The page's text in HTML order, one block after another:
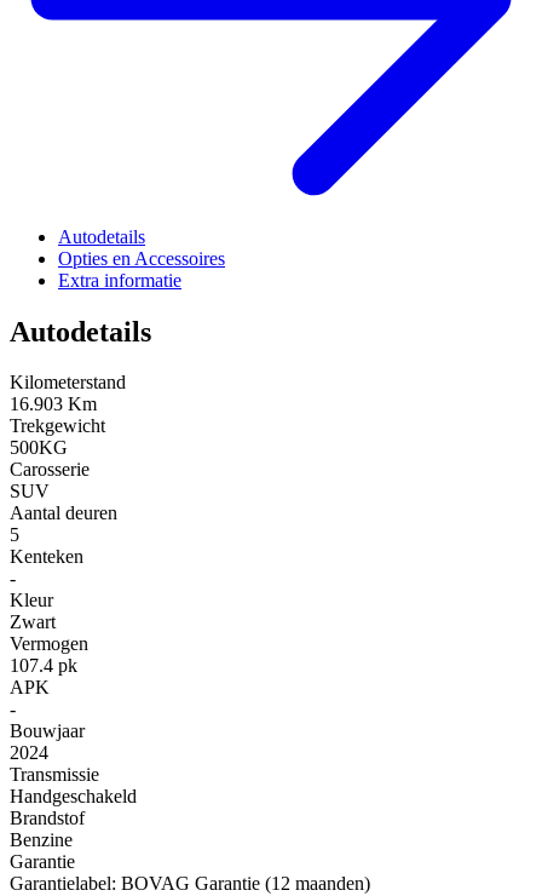
Autodetails
Opties en Accessoires
Extra informatie
Autodetails
Kilometerstand
16.903 Km
Trekgewicht
500KG
Carosserie
SUV
Aantal deuren
5
Kenteken
-
Kleur
Zwart
Vermogen
107.4 pk
APK
-
Bouwjaar
2024
Transmissie
Handgeschakeld
Brandstof
Benzine
Garantie
Garantielabel: BOVAG Garantie (12 maanden)